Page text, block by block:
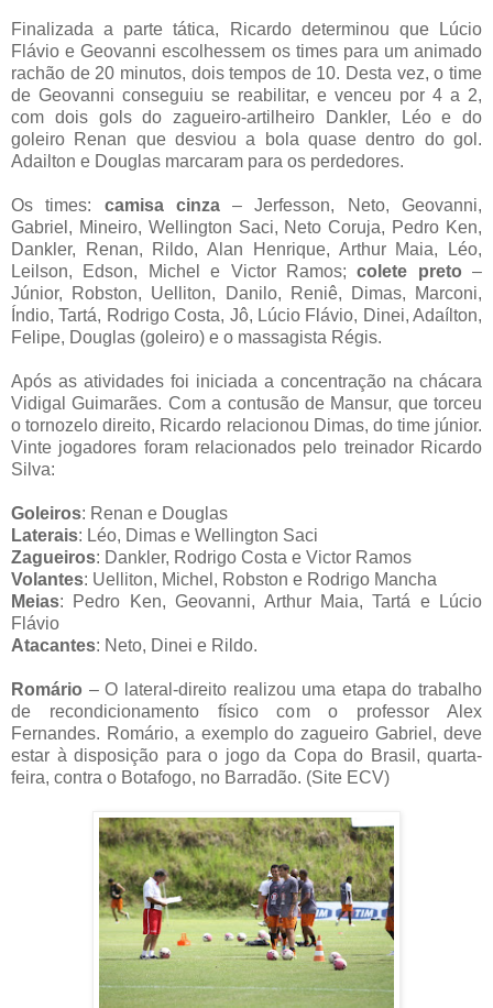
Finalizada a parte tática, Ricardo determinou que Lúcio
Flávio e Geovanni escolhessem os times para um animado
rachão de 20 minutos, dois tempos de 10. Desta vez, o time
de Geovanni conseguiu se reabilitar, e venceu por 4 a 2,
com dois gols do zagueiro-artilheiro Dankler, Léo e do
goleiro Renan que desviou a bola quase dentro do gol.
Adailton e Douglas marcaram para os perdedores.
Os times: camisa cinza– Jerfesson, Neto, Geovanni,
Gabriel, Mineiro, Wellington Saci, Neto Coruja, Pedro Ken,
Dankler, Renan, Rildo, Alan Henrique, Arthur Maia, Léo,
Leilson, Edson, Michel e Victor Ramos;colete preto –
Júnior, Robston, Uelliton, Danilo, Reniê, Dimas, Marconi,
Índio, Tartá, Rodrigo Costa, Jô, Lúcio Flávio, Dinei, Adaílton,
Felipe, Douglas (goleiro) e o massagista Régis.
Após as atividades foi iniciada a concentração na chácara
Vidigal Guimarães. Com a contusão de Mansur, que torceu
o tornozelo direito, Ricardo relacionou Dimas, do time júnior.
Vinte jogadores foram relacionados pelo treinador Ricardo
Silva:
Goleiros: Renan e Douglas
Laterais: Léo, Dimas e Wellington Saci
Zagueiros: Dankler, Rodrigo Costa e Victor Ramos
Volantes: Uelliton, Michel, Robston e Rodrigo Mancha
Meias: Pedro Ken, Geovanni, Arthur Maia, Tartá e Lúcio
Flávio
Atacantes: Neto, Dinei e Rildo.
Romário – O lateral-direito realizou uma etapa do trabalho
de recondicionamento físico com o professor Alex
Fernandes. Romário, a exemplo do zagueiro Gabriel, deve
estar à disposição para o jogo da Copa do Brasil, quarta-
feira, contra o Botafogo, no Barradão. (Site ECV)